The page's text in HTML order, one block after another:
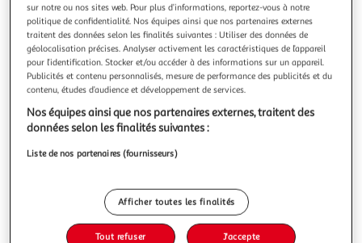
LES BONS MORCEAUX
Mincerette de porc
De fines tranches de carré pour un produit tendre et sans
os. Un produit peu gras qui peut être cuit à la plancha pour
ne pas ajouter de matière grasse.
En savoir +
5 pièces
Vous voulez connaître le prix de ce produit ?
Afficher le prix
sur notre ou nos sites web. Pour plus d’informations, reportez-vous à notre
politique de confidentialité. Nos équipes ainsi que nos partenaires externes
traitent des données selon les finalités suivantes : Utiliser des données de
géolocalisation précises. Analyser activement les caractéristiques de l’appareil
pour l’identification. Stocker et/ou accéder à des informations sur un appareil.
Publicités et contenu personnalisés, mesure de performance des publicités et du
contenu, études d’audience et développement de services.
Nos équipes ainsi que nos partenaires externes, traitent des
données selon les finalités suivantes :
Liste de nos partenaires (fournisseurs)
Afficher toutes les finalités
Tout refuser J'accepte